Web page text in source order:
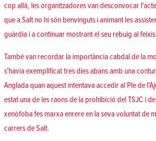
cop allà, les organitzadores van desconvocar
que a Salt no hi són benvinguts i animant les
guàrdia i a continuar mostrant el seu rebuig al
També van recordar la importància cabdal de la
s'havia exemplificat tres dies abans amb una
Anglada quan aquest intentava accedir al Ple de
estat una de les raons de la prohibició del TSJC i
xenòfoba fes marxa enrere en la seva voluntat de
carrers de Salt.